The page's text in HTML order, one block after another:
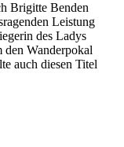
Brigitte Benden
Leistung
des Ladys
den Wanderpokal
auch diesen Titel